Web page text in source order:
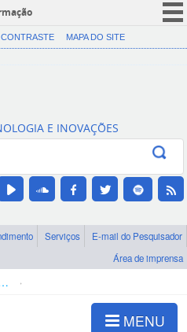
CORONAVÍRUS (COVID-19)
Canais
MAPA DO SITE
E INOVAÇÕES
Serviços
E-mail do Pesquisador
Área de imprensa
Vigentes
MENU